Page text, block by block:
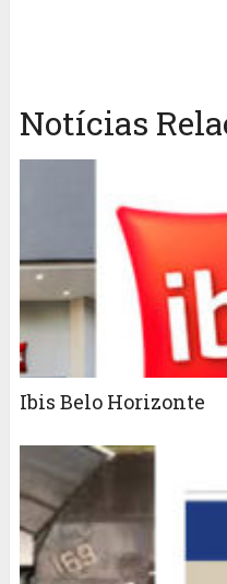
Notícias
Ibis Belo Horizonte